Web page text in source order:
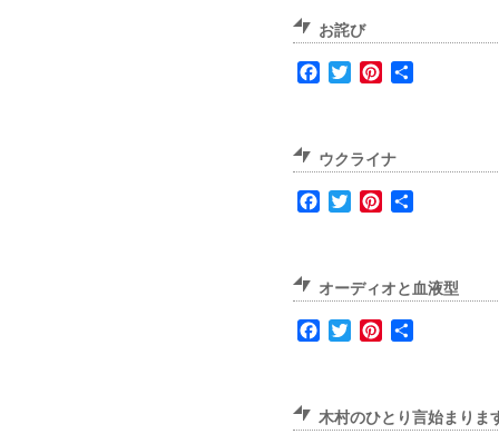
お詫び
Facebook
TwitterPinterest
共
ウクライナ
Facebook
TwitterPinterest
共
オーディオと血液型
Facebook
TwitterPinterest
共
木村のひとり言始まりま